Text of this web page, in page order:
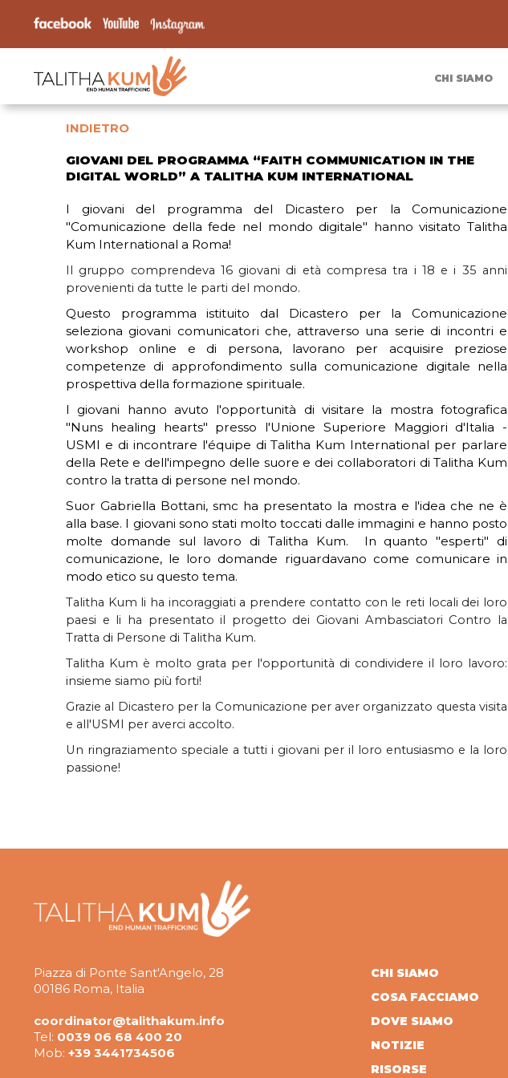
CHI SIAMO
INDIETRO
GIOVANI DEL PROGRAMMA “FAITH COMMUNICATION IN THE
DIGITAL WORLD” A TALITHA KUM INTERNATIONAL
I giovani del programma del Dicastero per la Comunicazione
"Comunicazione della fede nel mondo digitale" hanno visitato Talitha
Kum International a Roma!
Il gruppo comprendeva 16 giovani di età compresa tra i 18 e i 35 anni
provenienti da tutte le parti del mondo.
Questo programma istituito dal Dicastero per la Comunicazione
seleziona giovani comunicatori che, attraverso una serie di incontri e
workshop online e di persona, lavorano per acquisire preziose
competenze di approfondimento sulla comunicazione digitale nella
prospettiva della formazione spirituale.
I giovani hanno avuto l'opportunità di visitare la mostra fotografica
"Nuns healing hearts" presso l'Unione Superiore Maggiori d'Italia -
USMI e di incontrare l'équipe di Talitha Kum International per parlare
della Rete e dell'impegno delle suore e dei collaboratori di Talitha Kum
contro la tratta di persone nel mondo.
Suor Gabriella Bottani, smc ha presentato la mostra e l'idea che ne è
alla base. I giovani sono stati molto toccati dalle immagini e hanno posto
molte domande sul lavoro di Talitha Kum. In quanto "esperti" di
comunicazione, le loro domande riguardavano come comunicare in
modo etico su questo tema.
Talitha Kum li ha incoraggiati a prendere contatto con le reti locali dei loro
paesi e li ha presentato il progetto dei Giovani Ambasciatori Contro la
Tratta di Persone di Talitha Kum.
Talitha Kum è molto grata per l'opportunità di condividere il loro lavoro:
insieme siamo più forti!
Grazie al Dicastero per la Comunicazione per aver organizzato questa visita
e all'USMI per averci accolto.
Un ringraziamento speciale a tutti i giovani per il loro entusiasmo e la loro
passione!
Piazza di Ponte Sant'Angelo, 28
00186 Roma, Italia
coordinator@talithakum.info
Tel: 0039 06 68 400 20
Mob: +39 3441734506
CHI SIAMO
COSA FACCIAMO
DOVE SIAMO
NOTIZIE
RISORSE